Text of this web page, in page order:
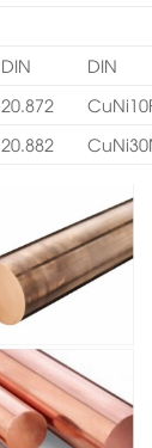
DIN
DIN
20.872
20.882